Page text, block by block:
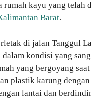
kayu yang telah
Barat.
di jalan Tanggul
dalam kondisi yang
yang bergoyang
plastik karung
lantai dan